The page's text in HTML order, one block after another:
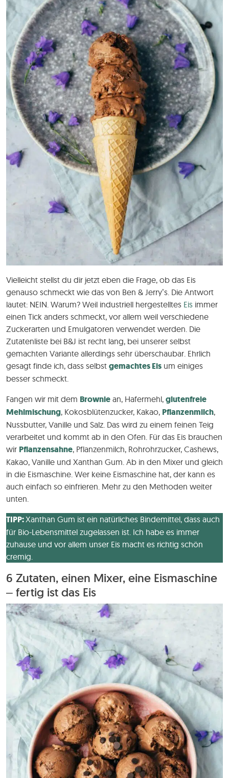
Vielleicht stellst du dir jetzt eben die Frage, ob das Eis
genauso schmeckt wie das von Ben & Jerry’s. Die Antwort
lautet: NEIN. Warum? Weil industriell hergestelltes Eis immer
einen Tick anders schmeckt, vor allem weil verschiedene
Zuckerarten und Emulgatoren verwendet werden. Die
Zutatenliste bei B&J ist recht lang, bei unserer selbst
gemachten Variante allerdings sehr überschaubar. Ehrlich
gesagt finde ich, dass selbst gemachtes Eis um einiges
besser schmeckt.
Fangen wir mit dem Brownie an, Hafermehl, glutenfreie
Mehlmischung, Kokosblütenzucker, Kakao, Pflanzenmilch,
Nussbutter, Vanille und Salz. Das wird zu einem feinen Teig
verarbeitet und kommt ab in den Ofen. Für das Eis brauchen
wir Pflanzensahne, Pflanzenmilch, Rohrohrzucker, Cashews,
Kakao, Vanille und Xanthan Gum. Ab in den Mixer und gleich
in die Eismaschine. Wer keine Eismaschine hat, der kann es
auch einfach so einfrieren. Mehr zu den Methoden weiter
unten.
TIPP:Xanthan Gum ist ein natürliches Bindemittel, dass auch
für Bio-Lebensmittel zugelassen ist. Ich habe es immer
zuhause und vor allem unser Eis macht es richtig schön
cremig.
6 Zutaten, einen Mixer, eine Eismaschine
– fertig ist das Eis